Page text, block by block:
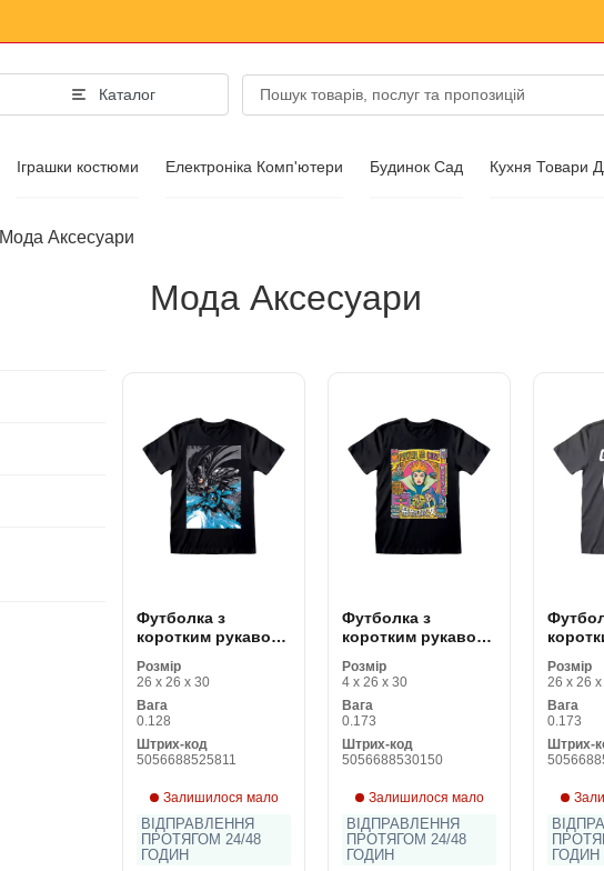
Каталог
Іграшки костюми Електроніка Комп'ютери Будинок Сад Кухня Товари
Мода Аксесуари
Одяг та взуття
Наручний годинник
Мода Аксесуари
Мода Аксесуари
Футболка з
коротким рукавом
Чорний Унісекс
Розмір
26 x 26 x 30
Вага
0.128
Штрих-код
5056688525811
Залишилося мало
ВІДПРАВЛЕННЯ
ПРОТЯГОМ 24/48
ГОДИН
Футболка з
коротким рукавом
the Core Чорний
Розмір
4 x 26 x 30
Вага
0.173
Штрих-код
5056688530150
Залишилося мало
ВІДПРАВЛЕННЯ
ПРОТЯГОМ 24/48
ГОДИН
and
Розмір
26 x 26
Вага
0.173
Штрих-
ГОДИН